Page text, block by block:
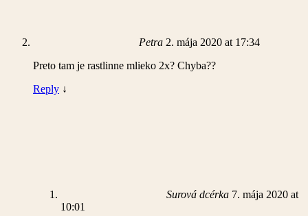
Petra 2. mája 2020 at 17:34
Preto tam je rastlinne mlieko 2x? Chyba??
Reply ↓
Surová dcérka 7. mája 2020 at
10:01